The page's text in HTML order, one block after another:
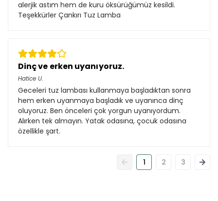
alerjik astım hem de kuru öksürüğümüz kesildi.
Teşekkürler Çankırı Tuz Lamba
Dinç ve erken uyanıyoruz.
Hatice U.
Geceleri tuz lambası kullanmaya başladıktan sonra
hem erken uyanmaya başladık ve uyanınca dinç
oluyoruz. Ben önceleri çok yorgun uyanıyordum.
Alırken tek almayın. Yatak odasına, çocuk odasına
özellikle şart.
1 2 3